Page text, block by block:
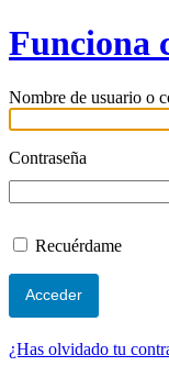
Funciona
Nombre de usuario o
Contraseña
Recuérdame
¿Has olvidado tu